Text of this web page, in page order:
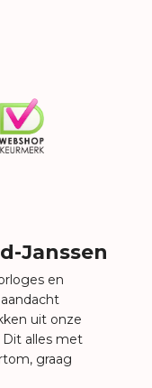
Janssen
en
uit onze
alles met
graag